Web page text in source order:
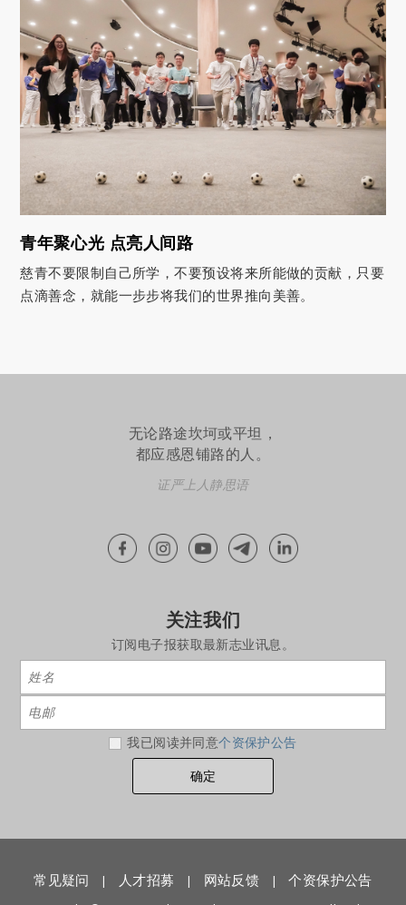
青年聚心光 点亮人间路
慈青不要限制自己所学，不要预设将来所能做的贡献，只要
点滴善念，就能一步步将我们的世界推向美善。
无论路途坎坷或平坦，
都应感恩铺路的人。
证严上人静思语
关注我们
订阅电子报获取最新志业讯息。
我已阅读并同意个资保护公告
常见疑问 | 人才招募 | 网站反馈 | 个资保护公告